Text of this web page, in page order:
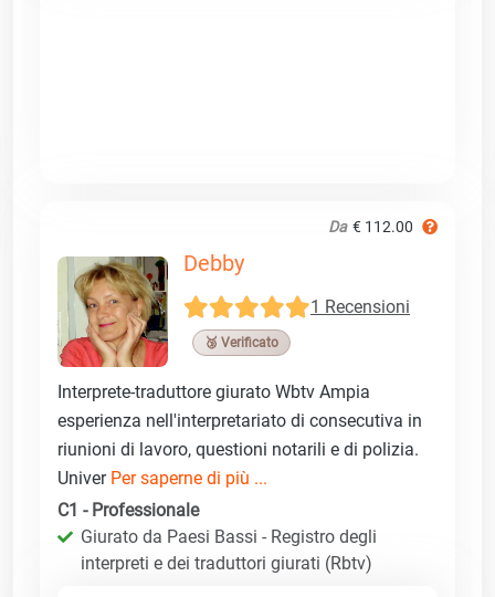
Da € 112.00
Debby
1 Recensioni
🥉 Verificato
Interprete-traduttore giurato Wbtv Ampia
esperienza nell'interpretariato di consecutiva in
riunioni di lavoro, questioni notarili e di polizia.
Univer Per saperne di più ...
C1 - Professionale
Giurato da Paesi Bassi - Registro degli
interpreti e dei traduttori giurati (Rbtv)